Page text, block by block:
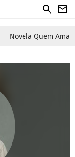
search newsletter
Novela Quem Ama